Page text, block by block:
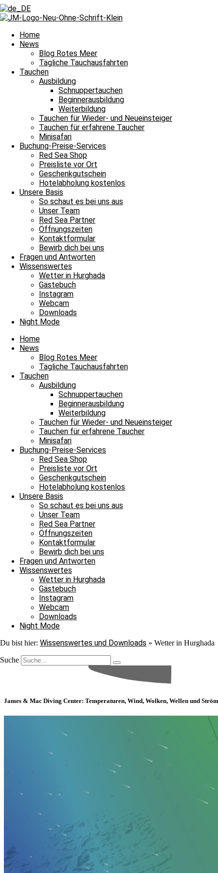
Home
News
Blog Rotes Meer
Tägliche Tauchausfahrten
Tauchen
Ausbildung
Schnuppertauchen
Beginnerausbildung
Weiterbildung
Tauchen für Wieder- und Neueinsteiger
Tauchen für erfahrene Taucher
Minisafari
Buchung-Preise-Services
Red Sea Shop
Preisliste vor Ort
Geschenkgutschein
Hotelabholung kostenlos
Unsere Basis
So schaut es bei uns aus
Unser Team
Red Sea Partner
Öffnungszeiten
Kontaktformular
Bewirb dich bei uns
Fragen und Antworten
Wissenswertes
Wetter in Hurghada
Gästebuch
Instagram
Webcam
Downloads
Night Mode
Home
News
Blog Rotes Meer
Tägliche Tauchausfahrten
Tauchen
Ausbildung
Schnuppertauchen
Beginnerausbildung
Weiterbildung
Tauchen für Wieder- und Neueinsteiger
Tauchen für erfahrene Taucher
Minisafari
Buchung-Preise-Services
Red Sea Shop
Preisliste vor Ort
Geschenkgutschein
Hotelabholung kostenlos
Unsere Basis
So schaut es bei uns aus
Unser Team
Red Sea Partner
Öffnungszeiten
Kontaktformular
Bewirb dich bei uns
Fragen und Antworten
Wissenswertes
Wetter in Hurghada
Gästebuch
Instagram
Webcam
Downloads
Night Mode
Du bist hier: Wissenswertes und Downloads » Wetter in Hurghada
Suche
Wetter in Hurghada
Die aktuellen Wind- und
Um die aktuellen Temperaturen zu sehen, einfach nur auf die
James & Mac Diving Center: Temperaturen, Wind, Wolken, Wellen und